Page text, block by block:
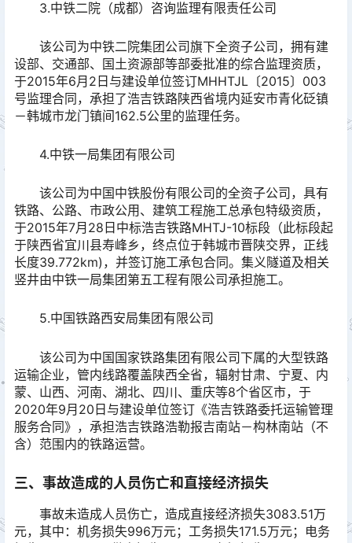
3.中铁二院（成都）咨询监理有限责任公司
该公司为中铁二院集团公司旗下全资子公司，拥有建
设部、交通部、国土资源部等部委批准的综合监理资质，
于2015年6月2日与建设单位签订MHHTJL〔2015〕003
号监理合同，承担了浩吉铁路陕西省境内延安市青化砭镇
－韩城市龙门镇间162.5公里的监理任务。
4.中铁一局集团有限公司
该公司为中国中铁股份有限公司的全资子公司，具有
铁路、公路、市政公用、建筑工程施工总承包特级资质，
于2015年7月28日中标浩吉铁路MHTJ-10标段（此标段起
于陕西省宜川县寿峰乡，终点位于韩城市晋陕交界，正线
长度39.772km)，并签订施工承包合同。集义隧道及相关
竖井由中铁一局集团第五工程有限公司承担施工。
5.中国铁路西安局集团有限公司
该公司为中国国家铁路集团有限公司下属的大型铁路
运输企业，管内线路覆盖陕西全省，辐射甘肃、宁夏、内
蒙、山西、河南、湖北、四川、重庆等8个省区市，于
2020年9月20日与建设单位签订《浩吉铁路委托运输管理
服务合同》，承担浩吉铁路浩勒报吉南站－构林南站（不
含）范围内的铁路运营。
三、事故造成的人员伤亡和直接经济损失
事故未造成人员伤亡，造成直接经济损失3083.51万
元，其中：机务损失996万元；工务损失171.5万元；电务